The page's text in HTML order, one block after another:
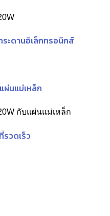
ะดานอิเล็กทรอนิกส์
ผ่นแม่เหล็ก
รวดเร็ว